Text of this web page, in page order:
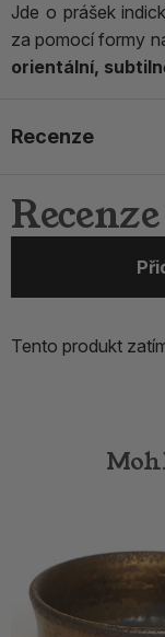
Jde o prášek
za pomocí formy
orientální,
Recenze
Recenze
Tento produkt